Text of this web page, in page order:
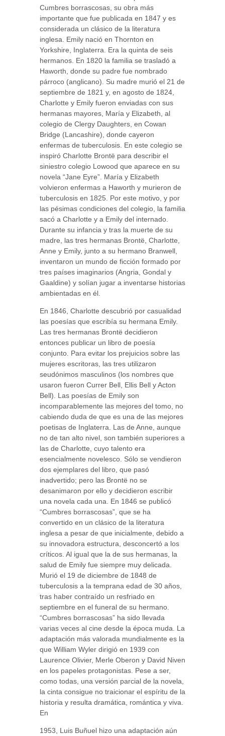
Cumbres borrascosas, su obra más
importante que fue publicada en 1847 y es
considerada un clásico de la literatura
inglesa. Emily nació en Thornton en
Yorkshire, Inglaterra. Era la quinta de seis
hermanos. En 1820 la familia se trasladó a
Haworth, donde su padre fue nombrado
párroco (anglicano). Su madre murió el 21 de
septiembre de 1821 y, en agosto de 1824,
Charlotte y Emily fueron enviadas con sus
hermanas mayores, María y Elizabeth, al
colegio de Clergy Daughters, en Cowan
Bridge (Lancashire), donde cayeron
enfermas de tuberculosis. En este colegio se
inspiró Charlotte Brontë para describir el
siniestro colegio Lowood que aparece en su
novela “Jane Eyre”. María y Elizabeth
volvieron enfermas a Haworth y murieron de
tuberculosis en 1825. Por este motivo, y por
las pésimas condiciones del colegio, la familia
sacó a Charlotte y a Emily del internado.
Durante su infancia y tras la muerte de su
madre, las tres hermanas Brontë, Charlotte,
Anne y Emily, junto a su hermano Branwell,
inventaron un mundo de ficción formado por
tres países imaginarios (Angria, Gondal y
Gaaldine) y solían jugar a inventarse historias
ambientadas en él.
En 1846, Charlotte descubrió por casualidad
las poesías que escribía su hermana Emily.
Las tres hermanas Brontë decidieron
entonces publicar un libro de poesía
conjunto. Para evitar los prejuicios sobre las
mujeres escritoras, las tres utilizaron
seudónimos masculinos (los nombres que
usaron fueron Currer Bell, Ellis Bell y Acton
Bell). Las poesías de Emily son
incomparablemente las mejores del tomo, no
cabiendo duda de que es una de las mejores
poetisas de Inglaterra. Las de Anne, aunque
no de tan alto nivel, son también superiores a
las de Charlotte, cuyo talento era
esencialmente novelesco. Sólo se vendieron
dos ejemplares del libro, que pasó
inadvertido; pero las Brontë no se
desanimaron por ello y decidieron escribir
una novela cada una. En 1846 se publicó
“Cumbres borrascosas”, que se ha
convertido en un clásico de la literatura
inglesa a pesar de que inicialmente, debido a
su innovadora estructura, desconcertó a los
críticos. Al igual que la de sus hermanas, la
salud de Emily fue siempre muy delicada.
Murió el 19 de diciembre de 1848 de
tuberculosis a la temprana edad de 30 años,
tras haber contraído un resfriado en
septiembre en el funeral de su hermano.
“Cumbres borrascosas” ha sido llevada
varias veces al cine desde la época muda. La
adaptación más valorada mundialmente es la
que William Wyler dirigió en 1939 con
Laurence Olivier, Merle Oberon y David Niven
en los papeles protagonistas. Pese a ser,
como todas, una versión parcial de la novela,
la cinta consigue no traicionar el espíritu de la
historia y resulta dramática, romántica y viva.
En
1953, Luis Buñuel hizo una adaptación aún